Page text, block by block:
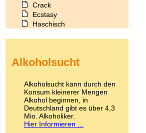
Crack
Ecstasy
Haschisch
Kokain
LSD
Marihuana
Medikamente
Meskalin
Metamphetamin
Methadon
Alkoholsucht
Alkoholsucht kann durch den
Konsum kleinerer Mengen
Alkohol beginnen, in
Deutschland gibt es über 4,3
Mio. Alkoholiker.
Hier Informieren ...